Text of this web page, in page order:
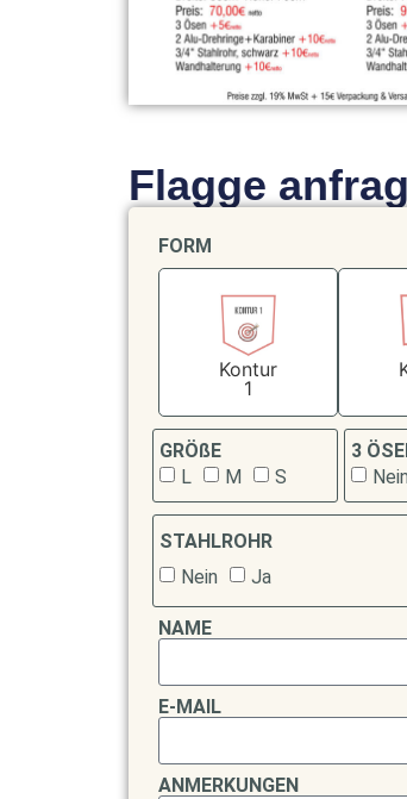
Flagge
FORM
Kontur
1
GRÖßE
L
M S
3
Nein
STAHLROHR
Nein
Ja
NAME
E-MAIL
ANMERKUNGEN